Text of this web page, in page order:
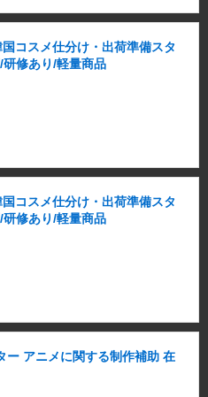
コスメ仕分け・出荷準備スタ
修あり/軽量商品
コスメ仕分け・出荷準備スタ
修あり/軽量商品
ー アニメに関する制作補助 在